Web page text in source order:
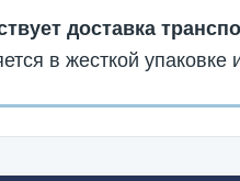
доставка
в жесткой упаковке